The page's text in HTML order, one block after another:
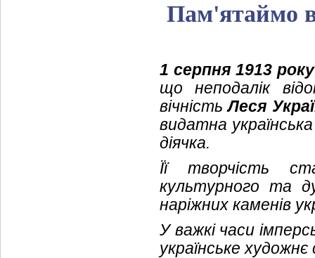
Пам'ятаймо
1 серпня 1913 року
що неподалік
вічністьЛеся
видатна
діячка.
Її творчість
культурного та
наріжних каменів
У важкі часи
українське художнє